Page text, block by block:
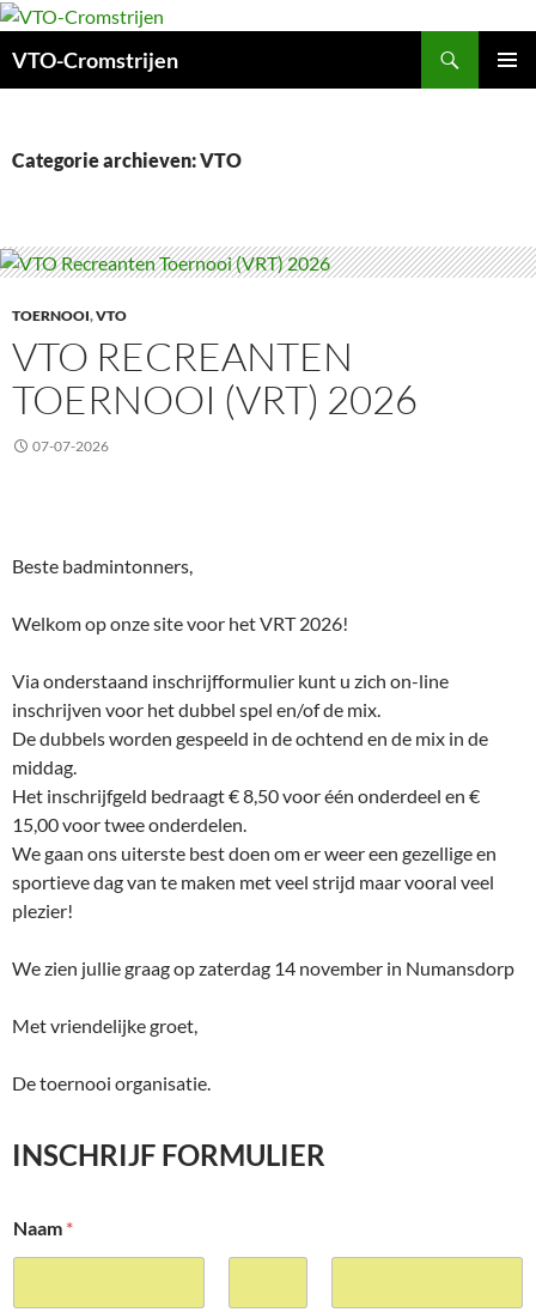
Ga
deVTO-Cromstrijen
Categorie archieven: VTO
TOERNOOI,VTO
VTO RECREANTEN
TOERNOOI (VRT) 2026
07-07-2026
Beste badmintonners,
Welkom op onze site voor het VRT 2026!
Via onderstaand inschrijfformulier kunt u zich on-line
inschrijven voor het dubbel spel en/of de mix.
De dubbels worden gespeeld in de ochtend en de mix in de
middag.
Het inschrijfgeld bedraagt € 8,50 voor één onderdeel en €
15,00 voor twee onderdelen.
We gaan ons uiterste best doen om er weer een gezellige en
sportieve dag van te maken met veel strijd maar vooral veel
plezier!
We zien jullie graag op zaterdag 14 november in Numansdorp
Met vriendelijke groet,
De toernooi organisatie.
INSCHRIJF FORMULIER
Naam *